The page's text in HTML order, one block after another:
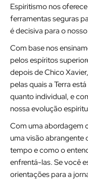
Espiritismo nos
ferramentas seguras
é decisiva para o
Com base nos
pelos espíritos
depois de Chico
pelas quais a Terra
quanto individual, e
nossa evolução
Com uma abordagem
uma visão abrangente
tempo e como o
enfrentá-las. Se você
orientações para a